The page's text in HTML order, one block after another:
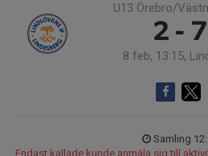
U13 Örebro/
2 - 7
8 feb, 13:15,
Samling
Endast kallade kunde anmäla sig till